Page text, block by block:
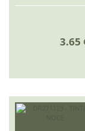
3.65